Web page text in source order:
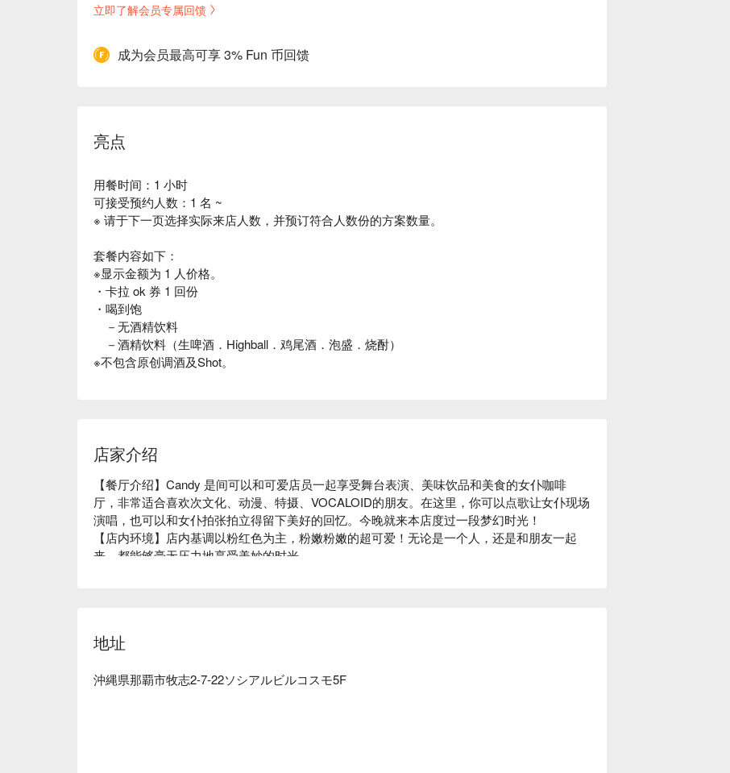
立即了解会员专属回馈
成为会员最高可享 3% Fun 币回馈
亮点
用餐时间：1 小时
可接受预约人数：1 名 ~
※ 请于下一页选择实际来店人数，并预订符合人数份的方案数量。
套餐内容如下：
※显示金额为 1 人价格。
・卡拉 ok 券 1 回份
・喝到饱
－无酒精饮料
－酒精饮料（生啤酒．Highball．鸡尾酒．泡盛．烧酎）
※不包含原创调酒及Shot。
店家介绍
【餐厅介绍】Candy 是间可以和可爱店员一起享受舞台表演、美味饮品和美食的女仆咖啡
厅，非常适合喜欢次文化、动漫、特摄、VOCALOID的朋友。在这里，你可以点歌让女仆现场
演唱，也可以和女仆拍张拍立得留下美好的回忆。今晚就来本店度过一段梦幻时光！
【店内环境】店内基调以粉红色为主，粉嫩粉嫩的超可爱！无论是一个人，还是和朋友一起
来，都能够毫无压力地享受美妙的时光。
地址
沖縄県那覇市牧志2-7-22ソシアルビルコスモ5F